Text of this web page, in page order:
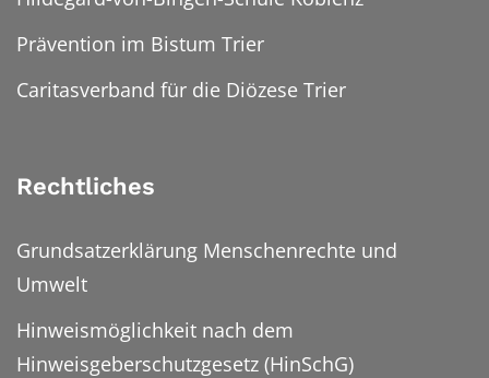
Prävention im Bistum Trier
Caritasverband für die Diözese Trier
Rechtliches
Grundsatzerklärung Menschenrechte und
Umwelt
Hinweismöglichkeit nach dem
Hinweisgeberschutzgesetz (HinSchG)